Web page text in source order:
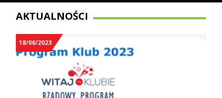
AKTUALNOŚCI
18/06/2023